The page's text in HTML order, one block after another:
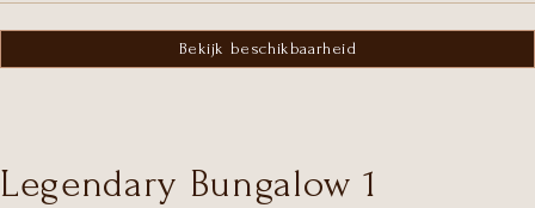
Bekijk beschikbaarheid
Legendary Bungalow 1